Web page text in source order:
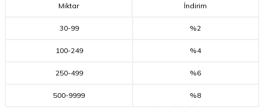
Miktar İndirim
30-99 %2
100-249 %4
250-499 %6
500-9999 %8